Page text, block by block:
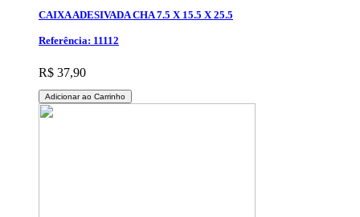
CAIXA ADESIVADA CHA 7.5 X 15.5 X 25.5
Referência: 11112
R$ 37,90
Adicionar ao Carrinho